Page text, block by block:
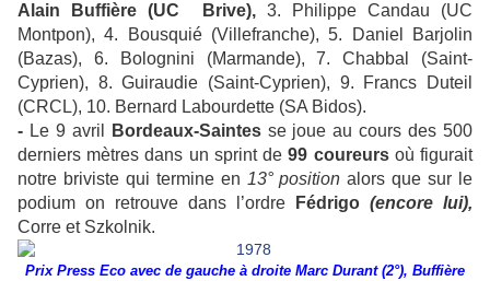
Alain Buffière (UC Brive),3. Philippe Candau (UC
Montpon), 4. Bousquié (Villefranche), 5. Daniel Barjolin
(Bazas), 6. Bolognini (Marmande), 7. Chabbal (Saint-
Cyprien), 8. Guiraudie (Saint-Cyprien), 9. Francs Duteil
(CRCL), 10. Bernard Labourdette (SA Bidos).
- Le 9 avril Bordeaux-Saintes se joue au cours des 500
derniers mètres dans un sprint de99 coureursoù figurait
notre briviste qui termine en 13° position alors que sur le
podium on retrouve dans l’ordre
Fédrigo (encore lui),
Corre et Szkolnik.
Prix Press Eco avec de gauche à droite Marc Durant (2°), Buffière